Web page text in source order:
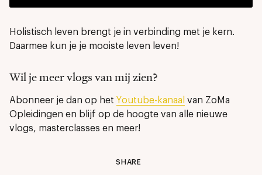
Holistisch leven brengt je in verbinding met je kern.
Daarmee kun je je mooiste leven leven!
Wil je meer vlogs van mij zien?
Abonneer je dan op het Youtube-kanaal van ZoMa
Opleidingen en blijf op de hoogte van alle nieuwe
vlogs, masterclasses en meer!
SHARE